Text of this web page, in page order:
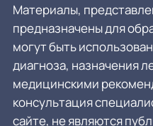
Материалы,
предназначены для
могут быть
диагноза, назначения
медицинскими
консультация
сайте, не являются